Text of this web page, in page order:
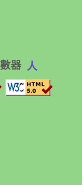
人